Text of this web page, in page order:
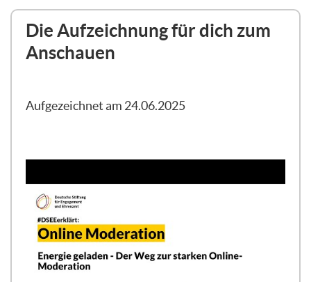
Die Aufzeichnung für dich zum
Anschauen
Aufgezeichnet am 24.06.2025